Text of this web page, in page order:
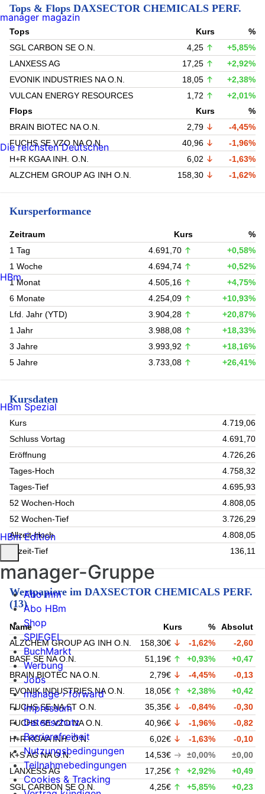
Tops & Flops DAXSECTOR CHEMICALS PERF.
Tops Kurs
%
SGL CARBON SE O.N.
4,25
+5,85%
LANXESS AG
17,25
+2,92%
EVONIK INDUSTRIES NA O.N.
18,05
+2,38%
VULCAN ENERGY RESOURCES
1,72
+2,01%
Flops
Kurs
%
BRAIN BIOTEC NA O.N.
2,79
-4,45%
FUCHS SE VZO NA O.N.
40,96
-1,96%
H+R KGAA INH. O.N.
6,02
-1,63%
ALZCHEM GROUP AG INH O.N.
158,30 -1,62%
Kursperformance
Zeitraum Kurs
%
1 Tag
4.691,70
+0,58%
1 Woche
4.694,74
+0,52%
1 Monat
4.505,16
+4,75%
6 Monate
4.254,09
+10,93%
Lfd. Jahr (YTD)
3.904,28
+20,87%
1 Jahr
3.988,08
+18,33%
3 Jahre
3.993,92
+18,16%
5 Jahre
3.733,08 +26,41%
Kursdaten
Kurs
4.719,06
Schluss Vortag
4.691,70
Eröffnung
4.726,26
Tages-Hoch
4.758,32
Tages-Tief
4.695,93
52 Wochen-Hoch
4.808,05
52 Wochen-Tief
3.726,29
Allzeit-Hoch
4.808,05
Allzeit-Tief
136,11
Wertpapiere im DAXSECTOR CHEMICALS PERF.
(13)
Name Kurs %
Absolut
ALZCHEM GROUP AG INH O.N.
158,30€ -1,62%
-2,60
BASF SE NA O.N.
51,19€ +0,93%
+0,47
BRAIN BIOTEC NA O.N.
2,79€ -4,45%
-0,13
EVONIK INDUSTRIES NA O.N.
18,05€ +2,38%
+0,42
FUCHS SE NA ST O.N.
35,35€ -0,84%
-0,30
FUCHS SE VZO NA O.N.
40,96€ -1,96%
-0,82
H+R KGAA INH. O.N.
6,02€ -1,63%
-0,10
K+S AG NA O.N.
14,53€ ±0,00%
±0,00
LANXESS AG
17,25€ +2,92%
+0,49
SGL CARBON SE O.N.
4,25€ +5,85% +0,23
manager magazin
Die reichsten Deutschen
HBm
HBm Spezial
HBm Edition
manager-Gruppe
Abo mm
Abo HBm
Shop
SPIEGEL
BuchMarkt
Werbung
Jobs
manage › forward
Impressum
Datenschutz
Barrierefreiheit
Nutzungsbedingungen
Teilnahmebedingungen
Cookies & Tracking